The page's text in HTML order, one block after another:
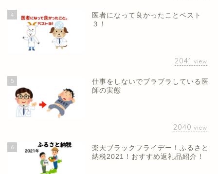
4
医者になって良かったことベスト
３！
2041 view
5
仕事をしないでブラブラしている医
師の実態
2040 view
6
楽天ブラックフライデー！ふるさと
納税2021！おすすめ返礼品紹介！